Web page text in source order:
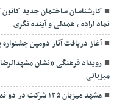
کارشناسان ساختمان جدید
نماد اراده ، همدلی و آینده نگری
آغاز دریافت آثار دومین
رویداد فرهنگی «نشان
میزبانی
مشهد میزبان ۱۳۵ شرکت در دو نمایشگاه تخصصی چاپ و صنایع غذایی